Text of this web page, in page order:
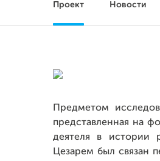
Проект Новости
Предметом
представленная на
деятеля в истории
Цезарем был связан